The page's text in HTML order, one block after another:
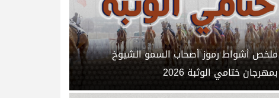
ملخص أشواط رموز أصحاب السمو الشيوخ
بمهرجان ختامي الوثبة 2026